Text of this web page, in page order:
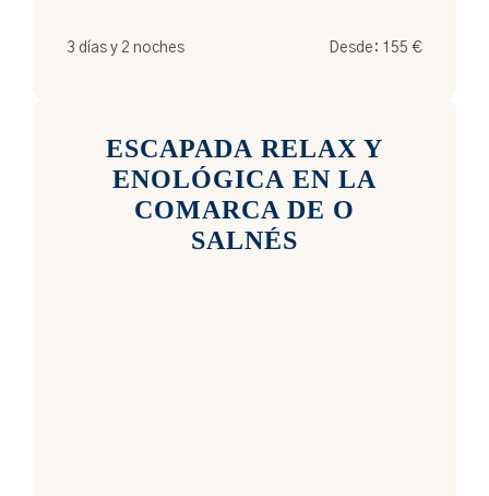
3 días y 2 noches Desde: 155 €
ESCAPADA RELAX Y
ENOLÓGICA EN LA
COMARCA DE O
SALNÉS